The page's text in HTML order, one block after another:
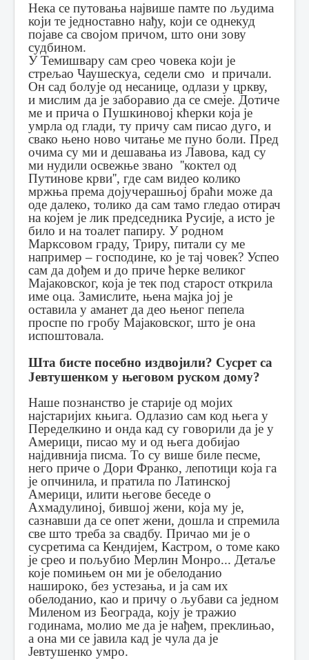
Нека се путовања највише памте по људима
који те једноставно нађу, који се однекуд
појаве са својом причом, што они зову
судбином.
У Темишвару сам срео човека који је
стрељао Чаушескуа, седели смо и причали.
Он сад болује од несанице, одлази у цркву,
и мислим да је заборавио да се смеје. Дотиче
ме и прича о Пушкиновој кћерки која је
умрла од глади, ту причу сам писао дуго, и
свако њено ново читање ме пуно боли. Пред
очима су ми и дешавања из Лавова, кад су
ми нудили освежње звано ''коктел од
Путинове крви'', где сам видео колико
мржња према дојучерашњој браћи може да
оде далеко, толико да сам тамо гледао отирач
на којем је лик председника Русије, а исто је
било и на тоалет папиру. У родном
Марксовом граду, Триру, питали су ме
например – господине, ко је тај човек? Успео
сам да дођем и до приче ћерке великог
Мајаковског, која је тек под старост открила
име оца. Замислите, њена мајка јој је
оставила у аманет да део њеног пепела
проспе по гробу Мајаковског, што је она
испоштовала.
Шта бисте посебно издвојили? Сусрет са
Јевтушенком у његовом руском дому?
Наше познанство је старије од мојих
најстаријих књига. Одлазио сам код њега у
Переделкино и онда кад су говорили да је у
Америци, писао му и од њега добијао
најдивнија писма. То су више биле песме,
него приче о Дори Франко, лепотици која га
је опчинила, и пратила по Латинској
Америци, илити његове беседе о
Ахмадулиној, бившој жени, која му је,
сазнавши да се опет жени, дошла и спремила
све што треба за свадбу. Причао ми је о
сусретима са Кендијем, Кастром, о томе како
је срео и пољубио Мерлин Монро... Детаље
које помињем он ми је обелоданио
нашироко, без устезања, и ја сам их
обелоданио, као и причу о љубави са једном
Миленом из Београда, коју је тражио
годинама, молио ме да је нађем, преклињао,
а она ми се јавила кад је чула да је
Јевтушенко умро.